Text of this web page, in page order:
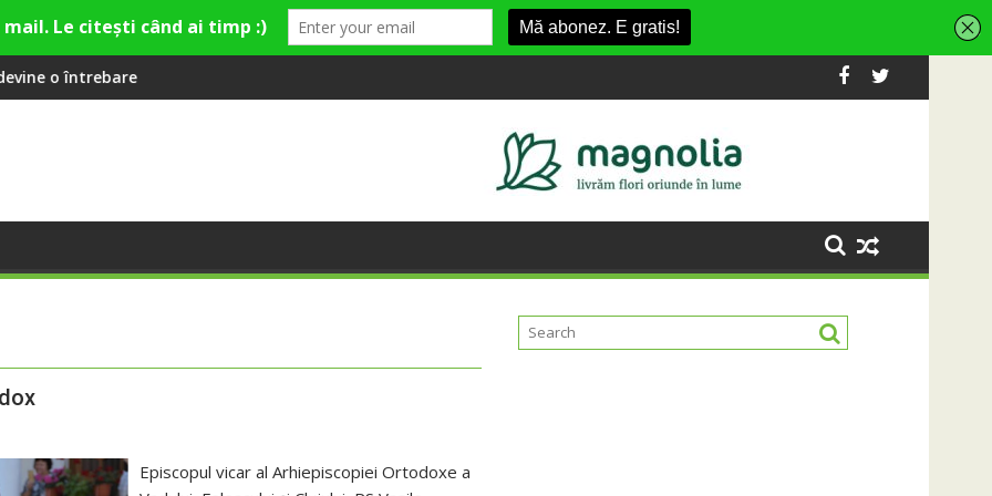
din Cluj-Napoca Trendyol revine la UNTOLD 2026: Colecții
Episcopul vicar al Arhiepiscopiei Ortodoxe a